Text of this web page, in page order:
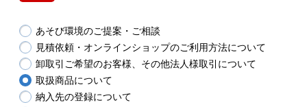
あそび環境のご提案・ご相談
見積依頼・オンラインショップのご利用方法について
卸取引ご希望のお客様、その他法人様取引について
取扱商品について
納入先の登録について